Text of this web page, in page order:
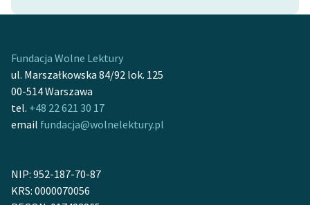
Szkoła Poezji Wolnych
Lektur
O nas
Kontakt
Fundacja Wolne Lektury
ul. Marszałkowska 84/92 lok. 125
00-514 Warszawa
tel. +48 22 621 30 17
email fundacja@wolnelektury.pl
NIP: 952-187-70-87
KRS: 0000070056